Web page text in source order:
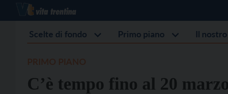
Scelte di fondo Primo piano Il
C’è tempo fino al 20